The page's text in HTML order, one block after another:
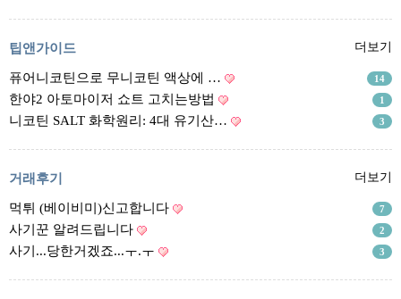
팁앤가이드
레시피계산기
업체
업체게시판
모더게시판
제휴업체
팁앤가이드 더보기
퓨어니코틴으로 무니코틴 액상에 … 14
한야2 아토마이저 쇼트 고치는방법 1
니코틴 SALT 화학원리: 4대 유기산… 3
거래후기 더보기
먹튀 (베이비미)신고합니다 7
사기꾼 알려드립니다 2
사기...당한거겠죠...ㅜ.ㅜ 3